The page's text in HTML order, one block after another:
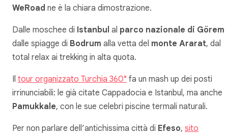
WeRoad ne è la chiara dimostrazione.
Dalle moschee di Istanbul al parco nazionale di
dalle spiagge di Bodrum alla vetta del monte Ararat, dal
total relax ai trekking in alta quota.
Il tour organizzato Turchia 360° fa un mash up dei posti
irrinunciabili: le già citate Cappadocia e Istanbul, ma anche
Pamukkale, con le sue celebri piscine termali naturali.
Per non parlare dell’antichissima città di Efeso, sito